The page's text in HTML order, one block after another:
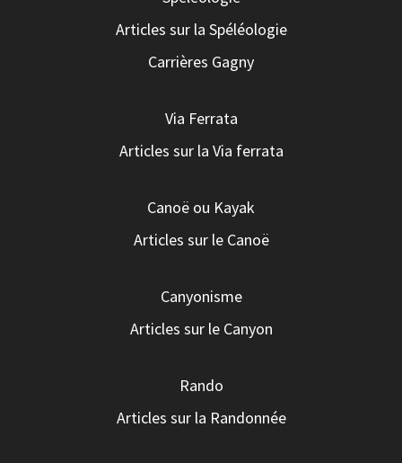
Articles sur la Spéléologie
Carrières Gagny
Via Ferrata
Articles sur la Via ferrata
Canoë ou Kayak
Articles sur le Canoë
Canyonisme
Articles sur le Canyon
Rando
Articles sur la Randonnée